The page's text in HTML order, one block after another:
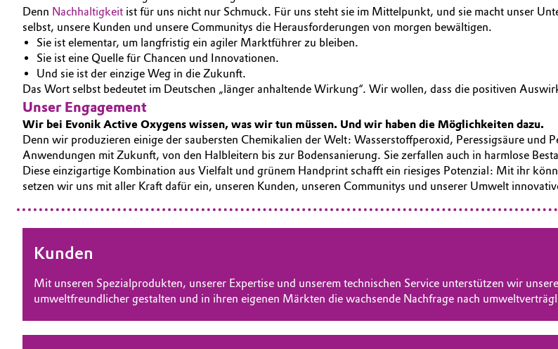
Energy, Environment & Utilities
Food & Beverage
Green Hydrogen
Home Care & Cleaning
Industrial Manufacturing & Machinery
Lubricants & Lubricant Additives
Metals & Mining
Oil & Gas, Petrochemicals
Business Lines
Karriere
Investor Relations
Medien
Denn Nachhaltigkeit ist für uns nicht nur Schmuck. Für uns steht sie im Mittelpunkt, und sie macht unser
selbst, unsere Kunden und unsere Communitys die Herausforderungen von morgen bewältigen.
Sie ist elementar, um langfristig ein agiler Marktführer zu bleiben.
Sie ist eine Quelle für Chancen und Innovationen.
Und sie ist der einzige Weg in die Zukunft.
Das Wort selbst bedeutet im Deutschen „länger anhaltende Wirkung“. Wir wollen, dass die positiven
Unser Engagement
Wir bei Evonik Active Oxygens wissen, was wir tun müssen. Und wir haben die Möglichkeiten dazu.
Denn wir produzieren einige der saubersten Chemikalien der Welt: Wasserstoffperoxid, Peressigsäure und
Anwendungen mit Zukunft, von den Halbleitern bis zur Bodensanierung. Sie zerfallen auch in harmlose
Diese einzigartige Kombination aus Vielfalt und grünem Handprint schafft ein riesiges Potenzial: Mit ihr
setzen wir uns mit aller Kraft dafür ein, unseren Kunden, unseren Communitys und unserer Umwelt
Kunden
Mit unseren Spezialprodukten, unserer Expertise und unserem technischen Service unterstützen wir
umweltfreundlicher gestalten und in ihren eigenen Märkten die wachsende Nachfrage nach